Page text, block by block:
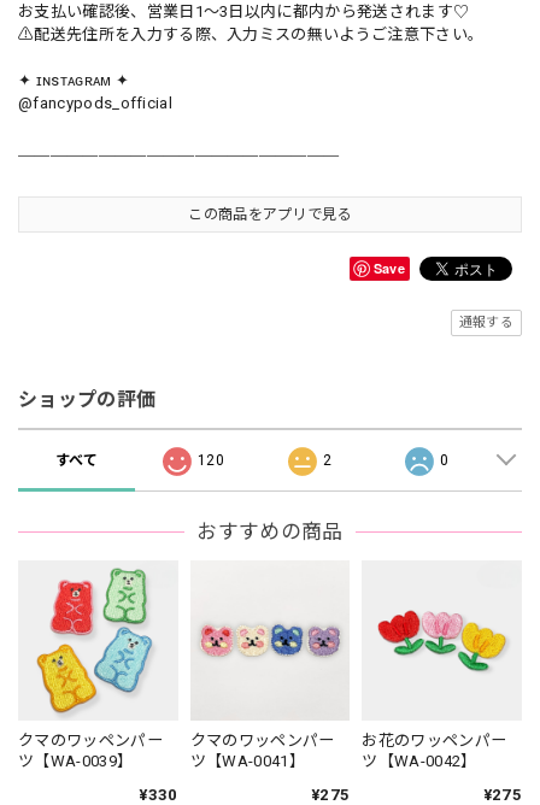
お支払い確認後、営業日1〜3日以内に都内から発送されます♡
⚠︎配送先住所を入力する際、入力ミスの無いようご注意下さい。
✦ ɪɴsᴛᴀɢʀᴀᴍ ✦
@fancypods_official
この商品をアプリで見る
Save
通報する
ショップの評価
すべて 120 2 0
おすすめの商品
クマのワッペンパー
ツ【WA-0039】
¥330
クマのワッペンパー
ツ【WA-0041】
¥275
お花のワッペンパー
ツ【WA-0042】
¥275